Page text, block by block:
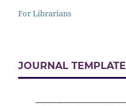
For Librarians
JOURNAL TEMPLATE